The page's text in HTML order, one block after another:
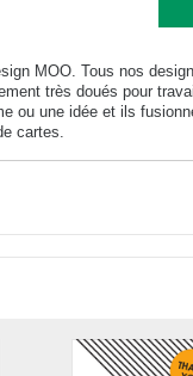
MOO. Tous nos
très doués pour
ou une idée et ils
cartes.